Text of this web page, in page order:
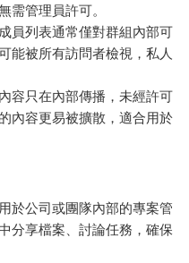
需管理員許可。
員列表通常僅對群組內部可
能被所有訪問者檢視，私人
容只在內部傳播，未經許可
內容更易被擴散，適合用於
於公司或團隊內部的專案管
分享檔案、討論任務，確保